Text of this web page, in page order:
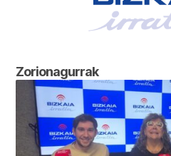
Zorionagurrak